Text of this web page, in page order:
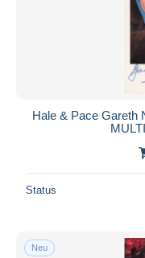
Hale & Pace Gareth
Status
Neu